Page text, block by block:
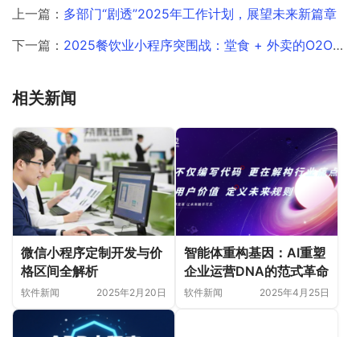
上一篇： 多部门“剧透”2025年工作计划，展望未来新篇章
下一篇： 2025餐饮业小程序突围战：堂食 + 外卖的O2O融合新公式
相关新闻
微信小程序定制开发与价
格区间全解析
软件新闻 2025年2月20日
智能体重构基因：AI重塑
企业运营DNA的范式革命
软件新闻 2025年4月25日